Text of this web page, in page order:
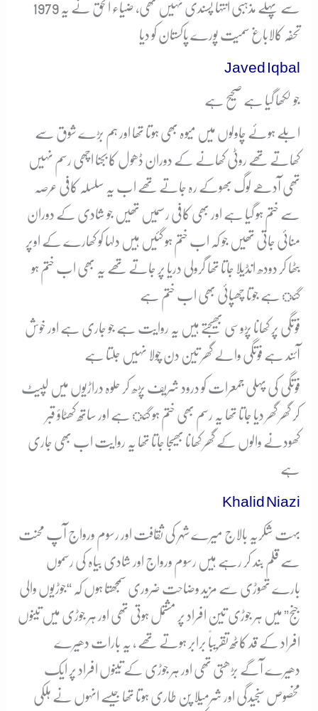
1979 سے پہلے مذہبی انتہا پسندی نہیں تھی، ضیاء الحق نے یہ
تحفہ کالاباغ سمیت پورے پاکستان کو دیا
Javed Iqbal
جو لکھا گیا ہے صحیح ہے
ابلے ہوئے چاولوں میں میوہ بھی ہوتا تھا اور ہم بڑے شوق سے
کھاتے تھے روٹی کھانے کے دوران ڈھول کا بجنا اچھی رسم نہیں
تھی آدھے لوگ بھوکے رہ جاتے تھے اب یہ سلسلہ کافی عرصہ
سے ختم ہو گیا ہے اور بھی کافی رسمیں تھیں جو شادی کے دوران
منائی جاتی تھیں جو کہ اب ختم ہو گئیں ہیں دلہا کو کھارے کے اوپر
بٹھا کر دودھ انڈیلا جاتا تھا گرولی دریا پر جاتے تھے یہ بھی اب ختم ہو
گئ ہے جوتا چھپائی بھی اب ختم ہے
فوتگی پر کھانا پڑوسی بھیجتے ہیں یہ روایت ہے جو جاری ہے اور خوش
آئند ہے فوتگی والے گھر تین دن چولا نہیں جلتا ہے
فوتگی کی پہلی جمعرات کو درود شریف پڑھ کر حلوہ دراڑیوں میں لپیٹ
کر گھر گھر دیا جاتا تھا یہ رسم بھی ختم ہو گئ ہے اور ساتھ کھٹاؤ قبر
کھودنے والوں کے گھر کھانا بھیجا جاتا تھا یہ روایت اب بھی جاری
ہے
Khalid Niazi
بہت شکریہ بالاج میرے شہر کی ثقافت اور رسوم ورواج آپ محنت
سے قلم بند کر رہے ہیں رسوم ورواج اور شادی بیاہ کی رسموں
بارے تھوڑی سے مزید وضاحت ضروری سمجھتا ہوں کہ “جوڑیوں والی
جنج” میں ہر جوڑی تین افراد پر مشتمل ہوتی تھی اور ہر جوڑی میں تینوں
افراد کے قد کاٹھ تقریباً برابر ہوتے تھے ، یہ بارات دھیرے
دھیرے آگے بڑھتی تھی اور ہر جوڑی کے تینوں افراد پر ایک
مخصوص سنجیدگی اور شرمیلا پن طاری ہوتا تھا جیسے انہوں نے ہلکی